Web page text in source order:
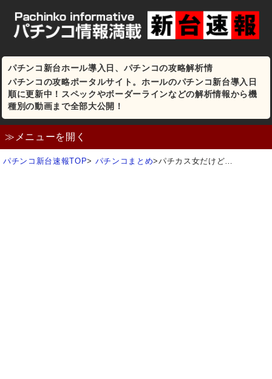
パチンコ新台ホール導入日、パチンコの攻略解析情
パチンコの攻略ポータルサイト。ホールのパチンコ新台導入日
順に更新中！スペックやボーダーラインなどの解析情報から機
種別の動画まで全部大公開！
≫メニューを開く
パチンコ新台速報TOP> パチンコまとめ>パチカス女だけど…